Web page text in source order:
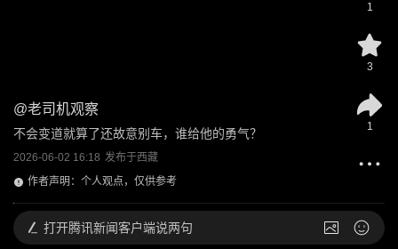
@老司机观察
不会变道就算了还故意别车，谁给他的勇气？
2026-06-02 16:18 发布于西藏
作者声明：个人观点，仅供参考
1
3
1
打开腾讯新闻客户端说两句